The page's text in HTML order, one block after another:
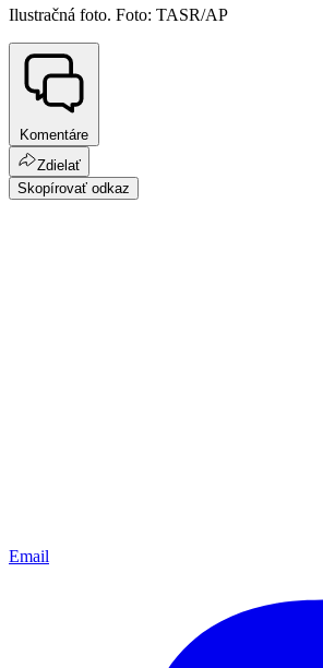
Ilustračná foto. Foto: TASR/AP
Komentáre
Zdielať
Skopírovať odkaz
Email